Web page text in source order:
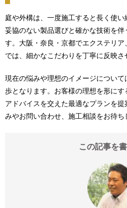
庭や外構は、一度施工すると長く使い
妥協のない製品選びと確かな技術を伴
す。大阪・奈良・京都でエクステリ
では、細かなこだわりを丁寧に反映さ
現在の悩みや理想のイメージについ
歩となります。お客様の理想を形に
アドバイスを交えた最適なプランを
みやお問い合わせ、施工相談をお待ち
この記事を